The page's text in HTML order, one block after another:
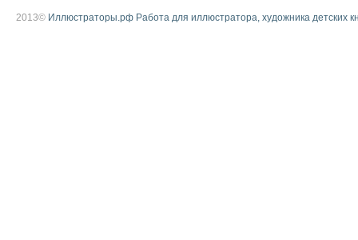
2013© Иллюстраторы.рф Работа для иллюстратора, художника детских